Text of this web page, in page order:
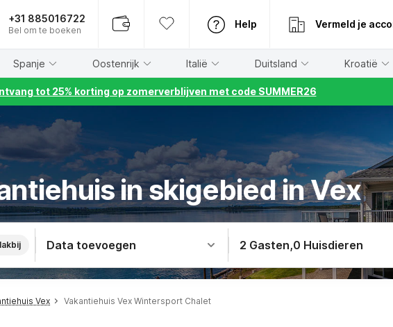
+31 885016722
Bel om te boeken
Help Vermeld je
Spanje Oostenrijk Italië Duitsland Kroatië
tot 25% korting op zomerverblijven met code SUMMER26
in skigebied in Vex
Data toevoegen 2 Gasten,0 Huisdieren
Vex Vakantiehuis Vex Wintersport Chalet